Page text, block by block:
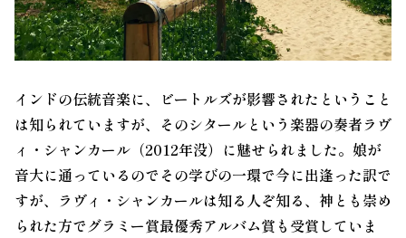
インドの伝統音楽に、 ビートルズが影響されたということ
は知られていますが、そのシタールという楽器の奏者ラヴ
ィ・シャンカール（2012年没）に魅せられました。娘が
音大に通っているのでその学びの一環で今に出逢った訳で
すが、ラヴィ・シャンカールは知る人ぞ知る、神とも崇め
られた方でグラミー賞最優秀アルバム賞も受賞していま